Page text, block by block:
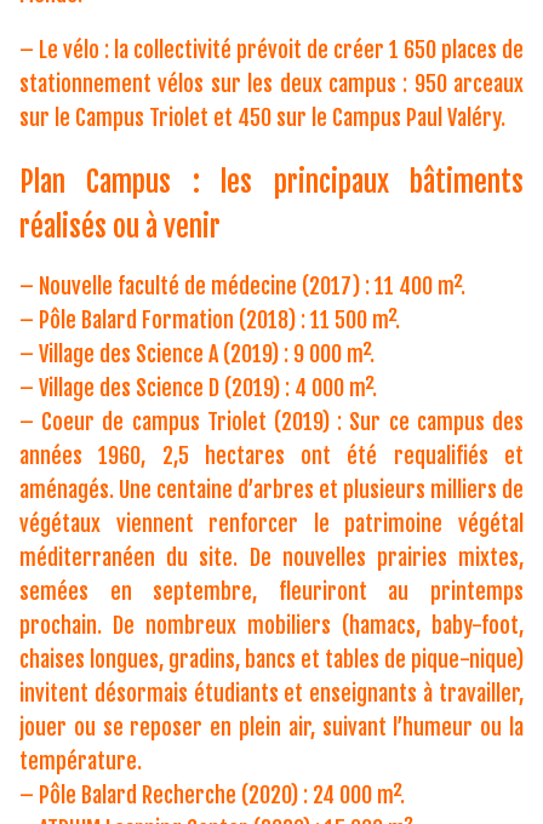
– Le vélo : la collectivité prévoit de créer 1 650 places de
stationnement vélos sur les deux campus : 950 arceaux
sur le Campus Triolet et 450 sur le Campus Paul Valéry.
Plan Campus : les principaux bâtiments
réalisés ou à venir
– Nouvelle faculté de médecine (2017) : 11 400 m².
– Pôle Balard Formation (2018) : 11 500 m².
– Village des Science A (2019) : 9 000 m².
– Village des Science D (2019) : 4 000 m².
– Coeur de campus Triolet (2019) : Sur ce campus des
années 1960, 2,5 hectares ont été requalifiés et
aménagés. Une centaine d’arbres et plusieurs milliers de
végétaux viennent renforcer le patrimoine végétal
méditerranéen du site. De nouvelles prairies mixtes,
semées en septembre, fleuriront au printemps
prochain. De nombreux mobiliers (hamacs, baby-foot,
chaises longues, gradins, bancs et tables de pique-nique)
invitent désormais étudiants et enseignants à travailler,
jouer ou se reposer en plein air, suivant l’humeur ou la
température.
– Pôle Balard Recherche (2020) : 24 000 m².